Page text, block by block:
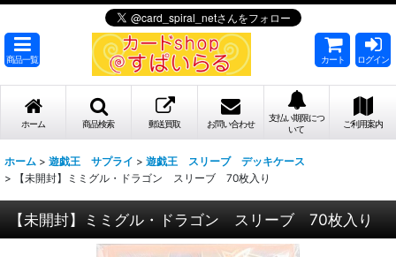
商品一覧 カート ログイン
ホーム 商品検索 郵送買取 お問い合わせ
支払い期限につ
いて
ご利用案内
ホーム > 遊戯王 サプライ > 遊戯王 スリーブ デッキケース
>
【未開封】ミミグル・ドラゴン スリーブ 70枚入り
【未開封】ミミグル・ドラゴン スリーブ 70枚入り